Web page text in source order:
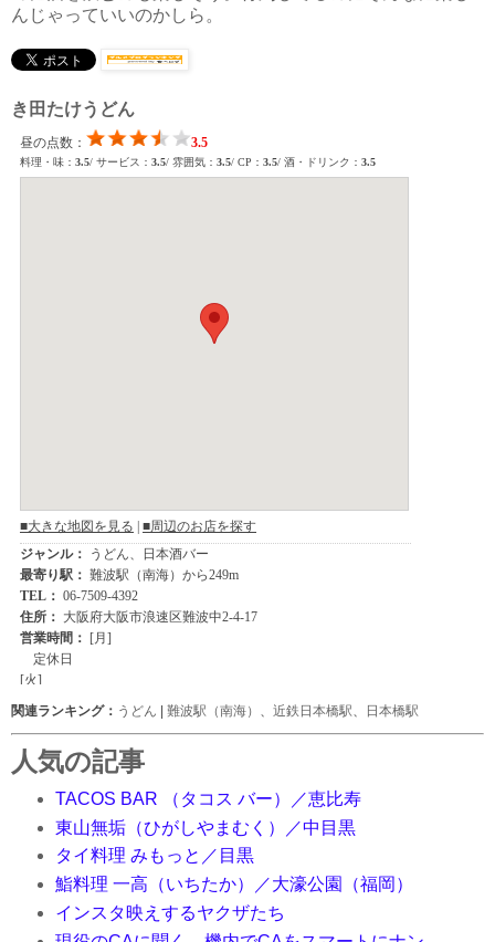
んじゃっていいのかしら。
き田たけうどん
関連ランキング： うどん | 難波駅（南海） 近鉄日本橋駅 日本橋駅
人気の記事
TACOS BAR （タコス バー）／恵比寿
東山無垢（ひがしやまむく）／中目黒
タイ料理 みもっと／目黒
鮨料理 一高（いちたか）／大濠公園（福岡）
インスタ映えするヤクザたち